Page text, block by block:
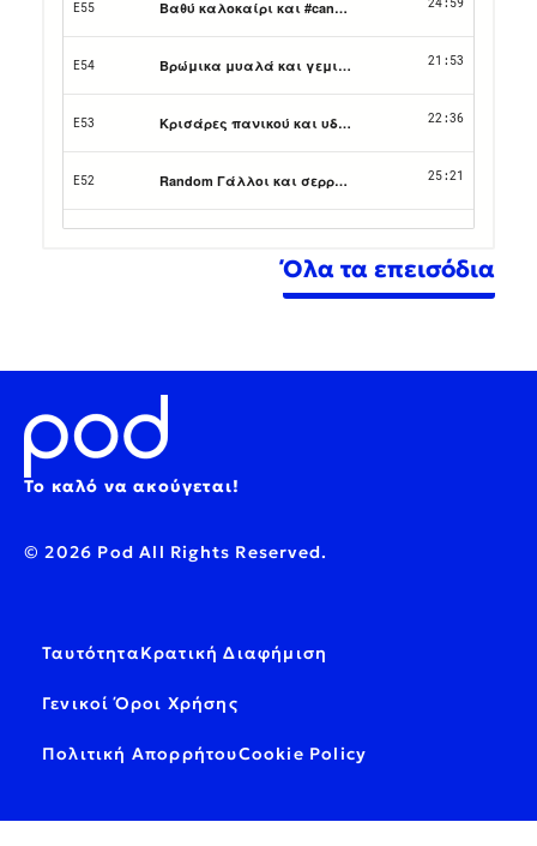
Όλα τα επεισόδια
Το καλό να ακούγεται!
© 2026 Pod All Rights Reserved.
ΤαυτότηταΚρατική Διαφήμιση
Γενικοί Όροι Χρήσης
Πολιτική ΑπορρήτουCookie Policy